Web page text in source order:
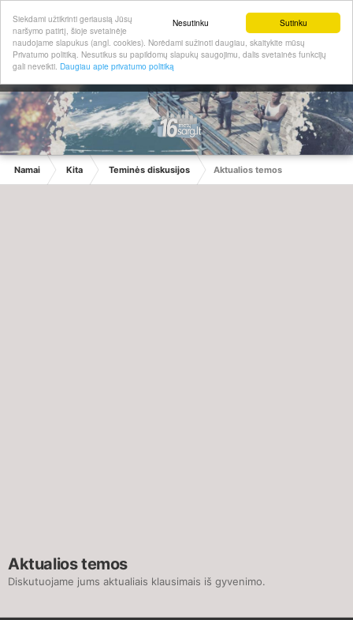
Sutinku
Nesutinku
Siekdami užtikrinti geriausią Jūsų
naršymo patirtį, šioje svetainėje
naudojame slapukus (angl. cookies). Norėdami sužinoti daugiau, skaitykite mūsų
Privatumo politiką. Nesutikus su papildomų slapukų saugojimu, dalis svetainės funkcijų
gali neveikti. Daugiau apie privatumo politiką
Namai Kita Teminės diskusijos Aktualios temos
Aktualios temos
Diskutuojame jums aktualiais klausimais iš gyvenimo.